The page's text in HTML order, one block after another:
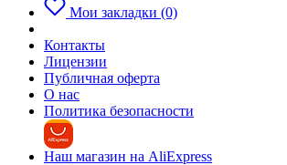
Мои закладки (0)
Контакты
Лицензии
Публичная оферта
О нас
Политика безопасности
Наш магазин на AliExpress